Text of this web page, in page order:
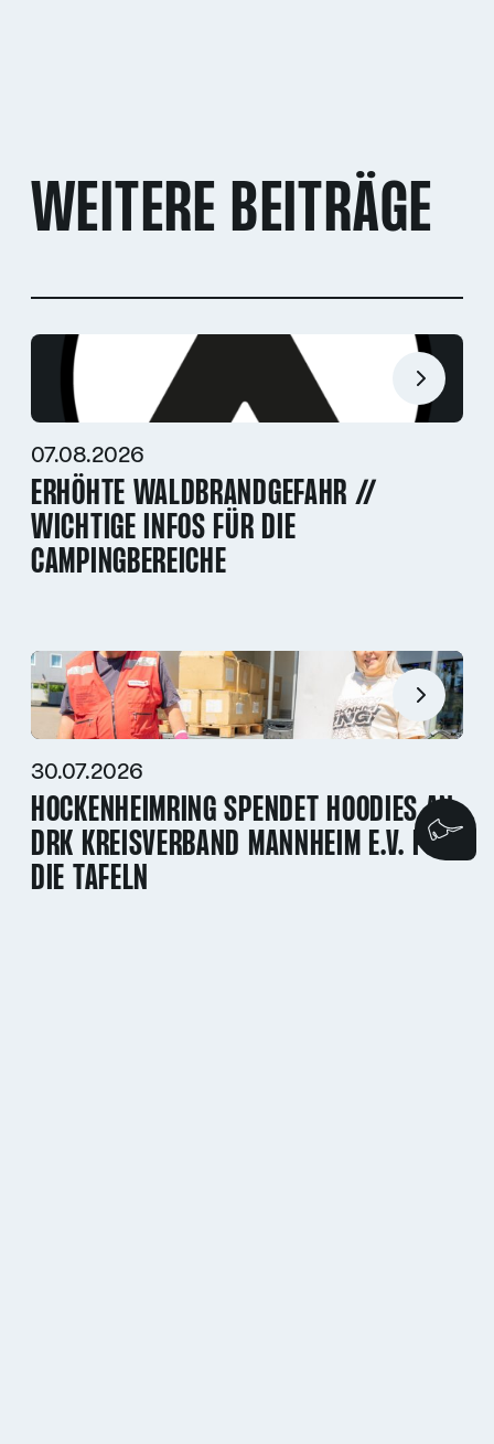
WEITERE BEITRÄGE
07.08.2026
ERHÖHTE WALDBRANDGEFAHR //
WICHTIGE INFOS FÜR DIE
CAMPINGBEREICHE
30.07.2026
HOCKENHEIMRING SPENDET HOODIES AN
DRK KREISVERBAND MANNHEIM E.V. FÜR
DIE TAFELN